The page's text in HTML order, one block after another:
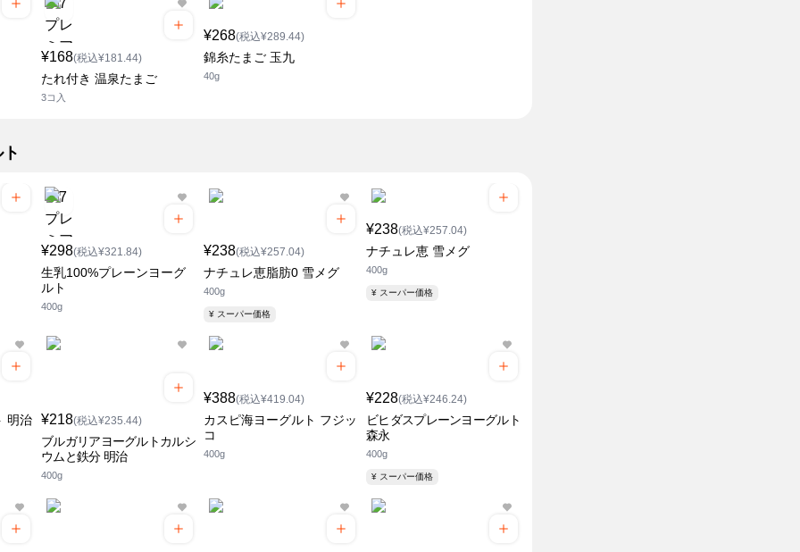
¥168(税込¥181.44)
たれ付き 温泉たまご
3コ入
¥268(税込¥289.44)
錦糸たまご 玉九
40g
¥298(税込¥321.84)
生乳100%プレーンヨーグ
ルト
400g
¥238(税込¥257.04)
ナチュレ恵脂肪0 雪メグ
400g
¥ スーパー価格
¥238(税込¥257.04)
ナチュレ恵 雪メグ
400g
¥ スーパー価格
明治 ¥218(税込¥235.44)
ブルガリアヨーグルトカルシ
ウムと鉄分 明治
400g
¥388(税込¥419.04)
カスピ海ヨーグルト フジッ
コ
400g
¥228(税込¥246.24)
ビヒダスプレーンヨーグルト
森永
400g
¥ スーパー価格